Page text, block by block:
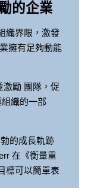
的企業
織界限，激發
擁有足夠動能
激勵 團隊，促
織的一部
的成長軌跡
在《衡量重
標可以簡單表